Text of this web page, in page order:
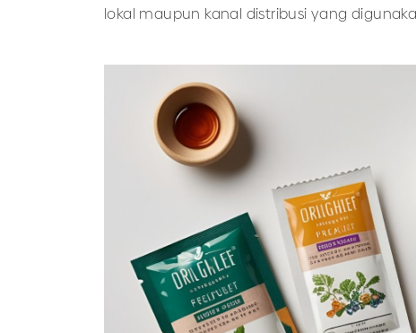
lokal maupun kanal distribusi yang